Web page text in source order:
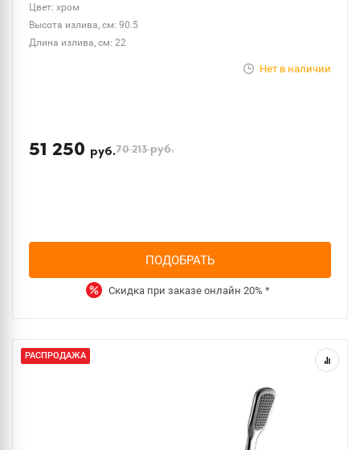
Цвет: хром
Высота излива, см: 90.5
Длина излива, см: 22
Нет в наличии
51 250 руб.70 213руб.
ПОДОБРАТЬ
Скидка при заказе онлайн 20% *
РАСПРОДАЖА